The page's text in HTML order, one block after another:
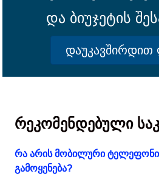
და ბიუჯეტის
რეკომენდებული
რა არის მობილური
გამოყენება?